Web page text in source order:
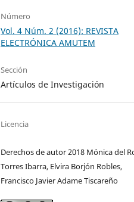
Número
Vol. 4 Núm. 2 (2016): REVISTA
ELECTRÓNICA AMUTEM
Sección
Artículos de Investigación
Licencia
Derechos de autor 2018 Mónica del
Torres Ibarra, Elvira Borjón Robles,
Francisco Javier Adame Tiscareño